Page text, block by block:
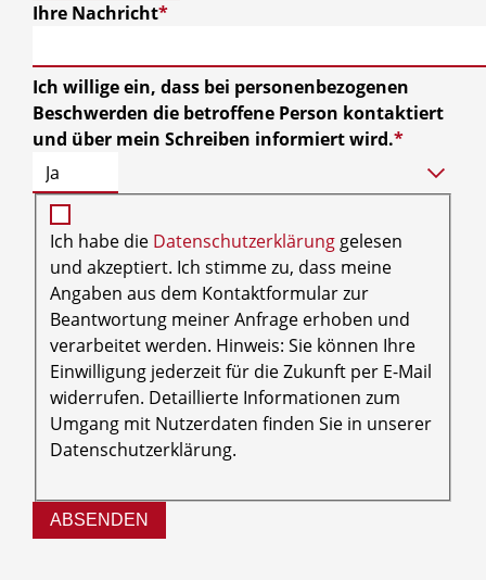
Ihre Nachricht*
Ich willige ein, dass bei personenbezogenen
Beschwerden die betroffene Person kontaktiert
und über mein Schreiben informiert wird.*
Ich habe die Datenschutzerklärung gelesen
und akzeptiert. Ich stimme zu, dass meine
Angaben aus dem Kontaktformular zur
Beantwortung meiner Anfrage erhoben und
verarbeitet werden. Hinweis: Sie können Ihre
Einwilligung jederzeit für die Zukunft per E-Mail
widerrufen. Detaillierte Informationen zum
Umgang mit Nutzerdaten finden Sie in unserer
Datenschutzerklärung.